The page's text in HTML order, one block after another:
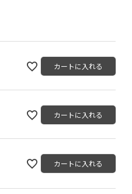
カートに入れる
カートに入れる
カートに入れる